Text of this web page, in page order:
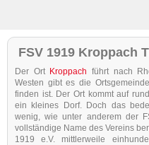
FSV 1919 Kroppach
Der Ort Kroppach führt nach
Westen gibt es die
finden ist. Der Ort kommt auf
ein kleines Dorf. Doch das
wenig, wie unter anderem der
vollständige Name des Vereins
1919 e.V. mittlerweile